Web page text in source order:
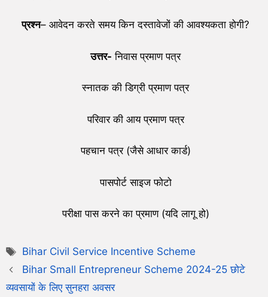
प्रश्न– आवेदन करते समय किन दस्तावेजों की आवश्यकता होगी?
उत्तर- निवास प्रमाण पत्र
स्नातक की डिग्री प्रमाण पत्र
परिवार की आय प्रमाण पत्र
पहचान पत्र (जैसे आधार कार्ड)
पासपोर्ट साइज फोटो
परीक्षा पास करने का प्रमाण (यदि लागू हो)
Bihar Civil Service Incentive Scheme
Bihar Small Entrepreneur Scheme 2024-25 छोटे
व्यवसायों के लिए सुनहरा अवसर